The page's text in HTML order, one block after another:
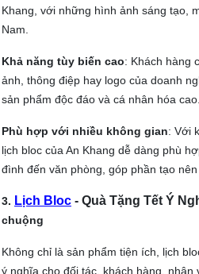
Khang, với những hình ảnh sáng tạo,
Nam.
Khả năng tùy biến cao: Khách hàng
ảnh, thông điệp hay logo của doanh
sản phẩm độc đáo và cá nhân hóa cao.
Phù hợp với nhiều không gian: Với
lịch bloc của An Khang dễ dàng phù
đình đến văn phòng, góp phần tạo
3. Lịch Bloc - Quà Tặng Tết Ý
chuộng
Không chỉ là sản phẩm tiện ích, lịch
ý nghĩa cho đối tác, khách hàng, nhân